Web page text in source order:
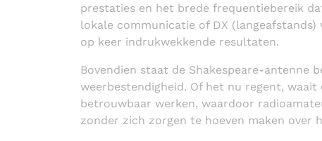
prestaties en het brede frequentiebereik
lokale communicatie of DX
op keer indrukwekkende resultaten.
Bovendien staat de Shakespeare-antenne
weerbestendigheid. Of het nu regent,
betrouwbaar werken, waardoor
zonder zich zorgen te hoeven maken over